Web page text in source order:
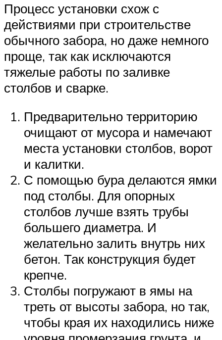
Процесс установки схож с
действиями при строительстве
обычного забора, но даже немного
проще, так как исключаются
тяжелые работы по заливке
столбов и сварке.
Предварительно территорию
очищают от мусора и намечают
места установки столбов, ворот
и калитки.
С помощью бура делаются ямки
под столбы. Для опорных
столбов лучше взять трубы
большего диаметра. И
желательно залить внутрь них
бетон. Так конструкция будет
крепче.
Столбы погружают в ямы на
треть от высоты забора, но так,
чтобы края их находились ниже